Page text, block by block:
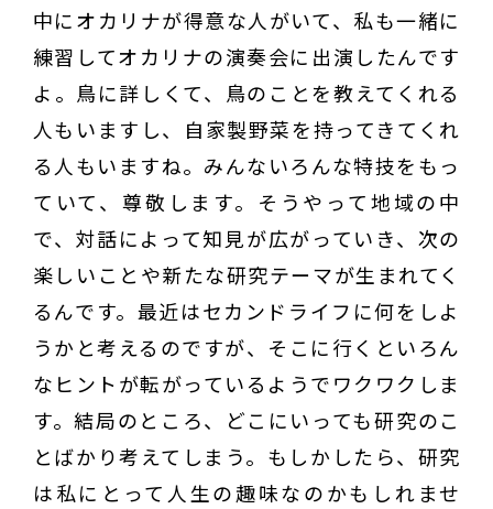
中にオカリナが得意な人がいて、私も一緒に
練習してオカリナの演奏会に出演したんです
よ。鳥に詳しくて、鳥のことを教えてくれる
人もいますし、自家製野菜を持ってきてくれ
る人もいますね。みんないろんな特技をもっ
ていて、尊敬します。そうやって地域の中
で、対話によって知見が広がっていき、次の
楽しいことや新たな研究テーマが生まれてく
るんです。最近はセカンドライフに何をしよ
うかと考えるのですが、そこに行くといろん
なヒントが転がっているようでワクワクしま
す。結局のところ、どこにいっても研究のこ
とばかり考えてしまう。もしかしたら、研究
は私にとって人生の趣味なのかもしれませ